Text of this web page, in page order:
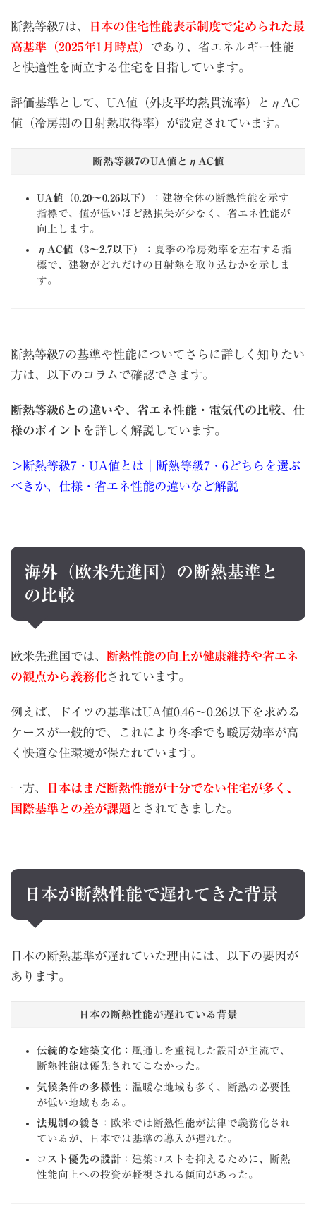
断熱等級7は、
日本の住宅性能表示制度で定められた最
高基準（2025年1月時点） であり、省エネルギー性能
と快適性を両立する住宅を目指しています。
評価基準として、UA値（外皮平均熱貫流率）とηAC
値（冷房期の日射熱取得率）が設定されています。
断熱等級7のUA値とηAC値
UA値（0.20〜0.26以下）
：建物全体の断熱性能を示す
指標で、値が低いほど熱損失が少なく、省エネ性能が
向上します。
ηAC値（3〜2.7以下）
：夏季の冷房効率を左右する指
標で、建物がどれだけの日射熱を取り込むかを示しま
す。
断熱等級7の基準や性能についてさらに詳しく知りたい
方は、以下のコラムで確認できます。
断熱等級6との違いや、省エネ性能・電気代の比較、仕
様のポイント を詳しく解説しています。
＞断熱等級7・UA値とは｜断熱等級7・6どちらを選ぶ
べきか、仕様・省エネ性能の違いなど解説
海外（欧米先進国）の断熱基準と
の比較
欧米先進国では、 断熱性能の向上が健康維持や省エネ
の観点から義務化されています。
例えば、ドイツの基準はUA値0.46〜0.26以下を求める
ケースが一般的で、これにより冬季でも暖房効率が高
く快適な住環境が保たれています。
一方、
日本はまだ断熱性能が十分でない住宅が多く、
国際基準との差が課題とされてきました。
日本が断熱性能で遅れてきた背景
日本の断熱基準が遅れていた理由には、以下の要因が
あります。
日本の断熱性能が遅れている背景
伝統的な建築文化 ：風通しを重視した設計が主流で、
断熱性能は優先されてこなかった。
気候条件の多様性 ：温暖な地域も多く、断熱の必要性
が低い地域もある。
法規制の緩さ ：欧米では断熱性能が法律で義務化され
ているが、日本では基準の導入が遅れた。
コスト優先の設計 ：建築コストを抑えるために、断熱
性能向上への投資が軽視される傾向があった。